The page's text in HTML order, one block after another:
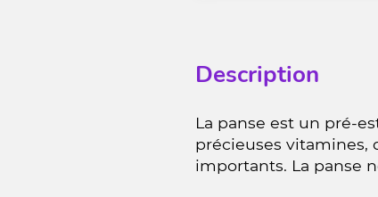
Description
La panse est un pré-
précieuses vitamines,
importants. La panse